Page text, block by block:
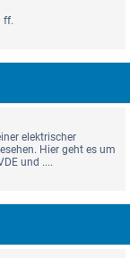
ff.
elektrischer
Hier geht es um
und ....